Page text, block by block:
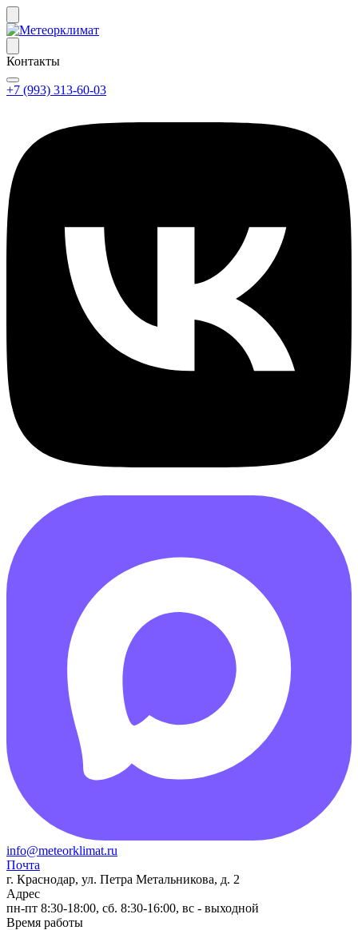
Контакты
+7 (993) 313-60-03
info@meteorklimat.ru
Почта
г. Краснодар, ул. Петра Метальникова, д. 2
Адрес
пн-пт 8:30-18:00, сб. 8:30-16:00, вс - выходной
Время работы